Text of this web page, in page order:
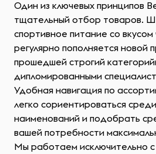
Один из ключевых принципов
тщательный отбор товаров.
спортивное питание со
регулярно пополняется новой
прошедшей строгий
дипломированными
Удобная навигация по
легко сориентироваться
наименований и подобрать
вашей потребности
Мы работаем исключительно